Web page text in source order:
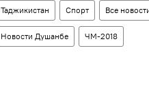
Таджикистан Спорт Все
Новости Душанбе ЧМ-2018